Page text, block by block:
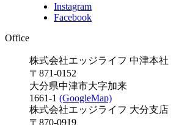
Instagram
Facebook
Office
株式会社エッジライフ 中津本社
〒871-0152
大分県中津市大字加来
1661-1 (GoogleMap)
株式会社エッジライフ 大分支店
〒870-0919